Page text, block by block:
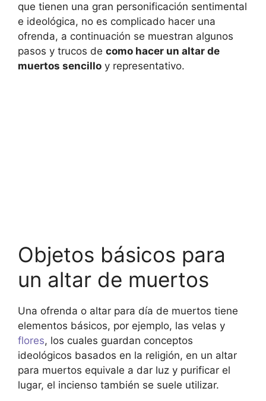
que tienen una gran personificación sentimental
e ideológica, no es complicado hacer una
ofrenda, a continuación se muestran algunos
pasos y trucos de como hacer un altar de
muertos sencillo y representativo.
Objetos básicos para
un altar de muertos
Una ofrenda o altar para día de muertos tiene
elementos básicos, por ejemplo, las velas y
flores, los cuales guardan conceptos
ideológicos basados en la religión, en un altar
para muertos equivale a dar luz y purificar el
lugar, el incienso también se suele utilizar.